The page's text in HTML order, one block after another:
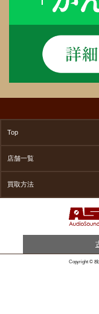
Top
店舗一覧
買取方法
Copyright ©